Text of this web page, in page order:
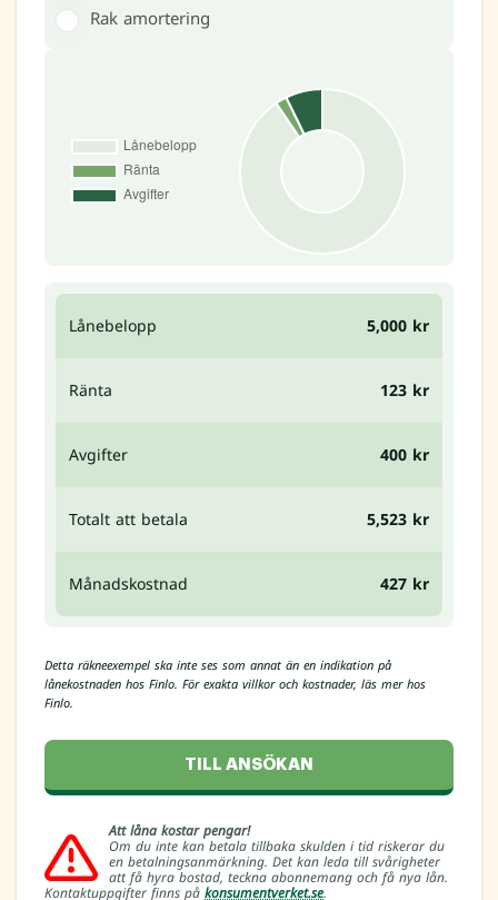
Rak amortering
Lånebelopp 5,000 kr
Ränta 123 kr
Avgifter 400 kr
Totalt att betala 5,523 kr
Månadskostnad 427 kr
Detta räkneexempel ska inte ses som annat än en indikation på
lånekostnaden hos Finlo. För exakta villkor och kostnader, läs mer hos
Finlo.
TILL ANSÖKAN
Att låna kostar pengar!
Om du inte kan betala tillbaka skulden i tid riskerar du
en betalningsanmärkning. Det kan leda till svårigheter
att få hyra bostad, teckna abonnemang och få nya lån.
Kontaktuppgifter finns på konsumentverket.se.